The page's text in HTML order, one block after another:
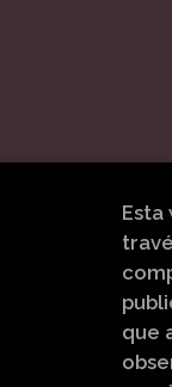
Esta
que